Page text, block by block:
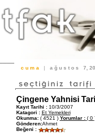
c u m a | a ğ u s t o s 7,
Çingene Yahnisi
Kayıt Tarihi :10/3/2007
Katagori : Et Yemekleri
Okunma:( 4521 ) Yorumlar :( 0
Gönderen:Ahmet
Beğeni :